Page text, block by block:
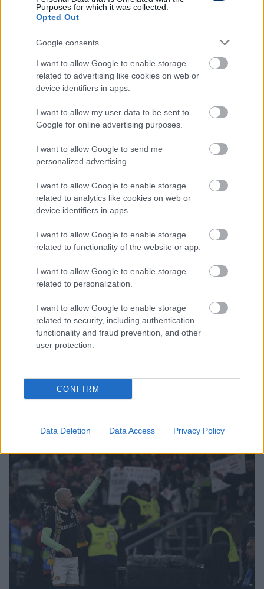
Purposes for which it was collected.
Opted Out
Google consents
I want to allow Google to enable storage
related to advertising like cookies on web or
device identifiers in apps.
I want to allow my user data to be sent to
Google for online advertising purposes.
I want to allow Google to send me
personalized advertising.
I want to allow Google to enable storage
related to analytics like cookies on web or
device identifiers in apps.
I want to allow Google to enable storage
related to functionality of the website or app.
I want to allow Google to enable storage
related to personalization.
I want to allow Google to enable storage
related to security, including authentication
functionality and fraud prevention, and other
user protection.
CONFIRM
Data Deletion Data Access Privacy Policy
legfiatalabb csapata vagyunk, bízunk abban, hogy a
befektetés megtérül és a fiatal játékosok egy-két
tapasztalt, nyerő karakterrel kiegészülve képesek
lesznek akár már tavasszal megnyerni olyan
meccseket, amelyek ősszel néhányszor elúsztak.
A klub nagysága, a stadion légköre néhány
játékosunknál a kelleténél nagyobb terhet
jelentett. Egy picit nagyobb szerencsével
volna.
Az interjú zárásában a sportigazgató megjegyezte,
továbbra is bízik Tímár Krisztián vezetőedzőben, aki
megerősített - kerettel készülhet a tavaszi
folytatásra.
- Hazánkban nagyon kevés huszonöt-huszonnyolc
éves, piacképes és megfizethető magyar futballista
van, ezért a tulajdonosok úgy döntöttek, nem
kívánunk sokmilliós fizetésért olyan játékosokat
szerződtetni, akiknek a tudása nincs arányban a
teljesítményükkel és az ambíciójukkal. Inkább a
- zárta Mihalecz.
A teljes interjú itt!
Olvastad már?